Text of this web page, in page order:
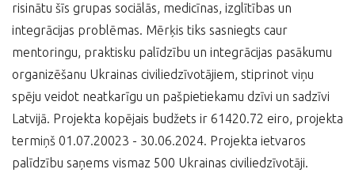
risinātu šīs grupas sociālās, medicīnas, izglītības un
integrācijas problēmas. Mērķis tiks sasniegts caur
mentoringu, praktisku palīdzību un integrācijas pasākumu
organizēšanu Ukrainas civiliedzīvotājiem, stiprinot viņu
spēju veidot neatkarīgu un pašpietiekamu dzīvi un sadzīvi
Latvijā. Projekta kopējais budžets ir 61420.72 eiro, projekta
termiņš 01.07.20023 - 30.06.2024. Projekta ietvaros
palīdzību saņems vismaz 500 Ukrainas civiliedzīvotāji.